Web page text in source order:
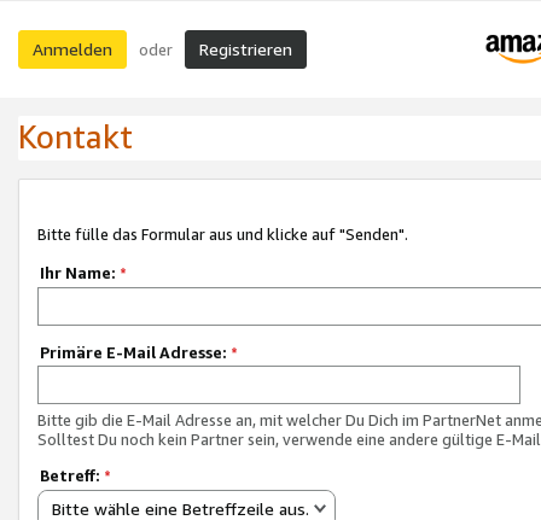
Anmelden oder Registrieren
Kontakt
Bitte fülle das Formular aus und klicke auf "Senden".
Ihr Name: *
Primäre E-Mail Adresse: *
Bitte gib die E-Mail Adresse an, mit welcher Du Dich im PartnerNet
Solltest Du noch kein Partner sein, verwende eine andere gültige E-
Betreff: *
Bitte wähle eine Betreffzeile aus.